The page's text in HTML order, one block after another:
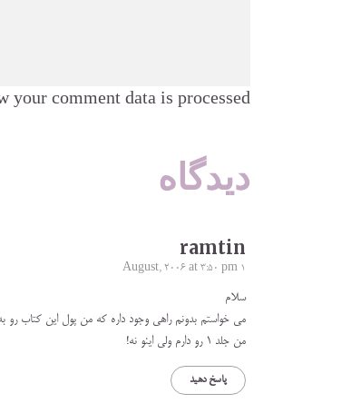
your comment data is processed.
دیدگاه
ramtin
1 August, 2006 at 3:50 pm
سلام
می خواستم بدونم راهی وجود داره که من پول این کتاب رو
من جلد 1 رو دارم ولی اینو نه!
پاسخ دهید